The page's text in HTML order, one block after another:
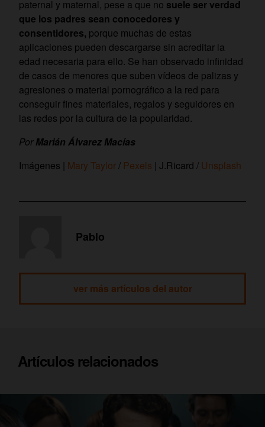
paternal y maternal, pese a que no suele ser verdad
que los padres sean conocedores y
consentidores, porque muchas de estas
aplicaciones pueden descargarse sin acreditar la
edad necesaria para ello. Se han observado infinidad
de casos de menores que suben vídeos de palizas y
agresiones o material pornográfico a la red para
conseguir fines materiales, regalos y seguidores en
las redes por la cultura de la popularidad.
PorMarián Álvarez Macías
Imágenes | Mary Taylor/ Pexels | J.Ricard / Unsplash
Pablo
ver más artículos del autor
Artículos relacionados